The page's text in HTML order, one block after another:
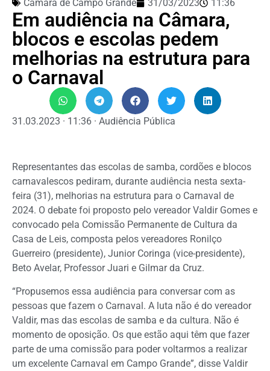
Câmara de Campo Grande 31/03/2023 11:36
Em audiência na Câmara,
blocos e escolas pedem
melhorias na estrutura para
o Carnaval
31.03.2023 · 11:36 · Audiência Pública
Representantes das escolas de samba, cordões e blocos
carnavalescos pediram, durante audiência nesta sexta-
feira (31), melhorias na estrutura para o Carnaval de
2024. O debate foi proposto pelo vereador Valdir Gomes e
convocado pela Comissão Permanente de Cultura da
Casa de Leis, composta pelos vereadores Ronilço
Guerreiro (presidente), Junior Coringa (vice-presidente),
Beto Avelar, Professor Juari e Gilmar da Cruz.
“Propusemos essa audiência para conversar com as
pessoas que fazem o Carnaval. A luta não é do vereador
Valdir, mas das escolas de samba e da cultura. Não é
momento de oposição. Os que estão aqui têm que fazer
parte de uma comissão para poder voltarmos a realizar
um excelente Carnaval em Campo Grande”, disse Valdir